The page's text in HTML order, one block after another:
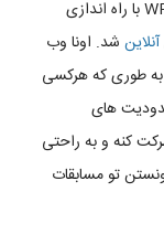
محبویتش بین مردم از بین بره، در سال ۲۰۰۸ ، WPT با راه اندازی
آنلاین شد. اونا وب
به طوری که هرکسی
های
کنه و به راحتی
تو مسابقات